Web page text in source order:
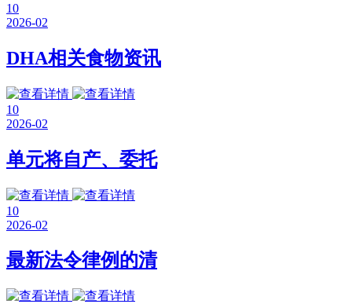
10
2026-02
DHA相关食物资讯
10
2026-02
单元将自产、委托
10
2026-02
最新法令律例的清